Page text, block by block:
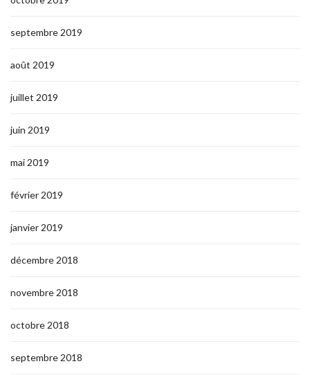
septembre 2019
août 2019
juillet 2019
juin 2019
mai 2019
février 2019
janvier 2019
décembre 2018
novembre 2018
octobre 2018
septembre 2018